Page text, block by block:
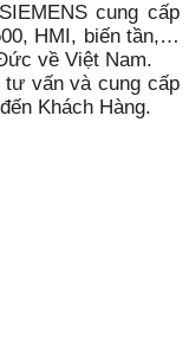
cung cấp
HMI, biến tần,…
về Việt Nam.
vấn và cung cấp
Khách Hàng.